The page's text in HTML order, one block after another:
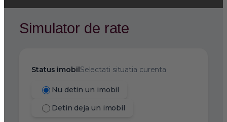
Simulator de rate
Status imobilSelectati situatia curenta
Nu detin un imobil
Detin deja un imobil